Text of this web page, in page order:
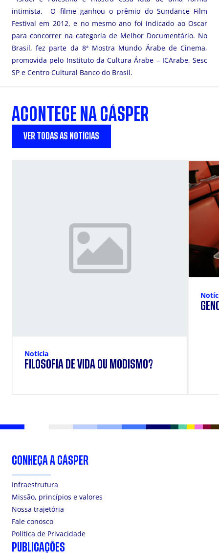
intimista. O filme ganhou o prêmio do Sundance Film
Festival em 2012, e no mesmo ano foi indicado ao Oscar
para concorrer na categoria de Melhor Documentário. No
Brasil, fez parte da 8ª Mostra Mundo Árabe de Cinema,
promovida pelo Instituto da Cultura Árabe – ICArabe, Sesc
SP e Centro Cultural Banco do Brasil.
ACONTECE NA CÁSPER
VER TODAS AS NOTÍCIAS
Notícia
FILOSOFIA DE VIDA OU MODISMO?
CONHEÇA A CÁSPER
Infraestrutura
Missão, princípios e valores
Nossa trajetória
Fale conosco
Politica de Privacidade
PUBLICAÇÕES